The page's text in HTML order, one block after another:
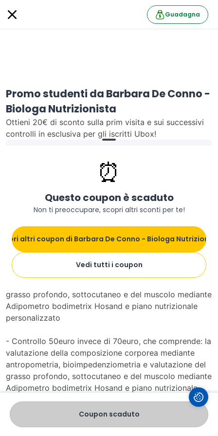
Guadagna
Promo studenti da Barbara De Conno -
Biologa Nutrizionista
Ottieni 20€ di sconto sulla prim visita e sui successivi
controlli in esclusiva per gli iscritti Ubox!
Barbara De Conno - Biologa Nutrizionista.
La promozione comprende:
- Prima visita €80 invece di €100: Comprende
anamnesi, valutazione delle abitudini alimentari,
valutazione della composizione corporea mediante
grasso profondo, sottocutaneo e del muscolo mediante
Adipometro bodimetrix Hosand e piano nutrizionale
personalizzato
- Controllo 50euro invece di 70euro, che comprende: la
valutazione della composizione corporea mediante
antropometria, bioimpedenziometria e valutazione del
grasso profondo, sottocutaneo e del muscolo mediante
Adipometro bodimetrix Hosand e piano nutrizionale
personalizzato (eseguiti ogni volta)
- Cambio dieta 60 invece di 80 euro
Coupon scaduto
⏰
Questo coupon è scaduto
Non ti preoccupare, scopri altri sconti per te!
altri coupon di Barbara De Conno - Biologa
Vedi tutti i coupon